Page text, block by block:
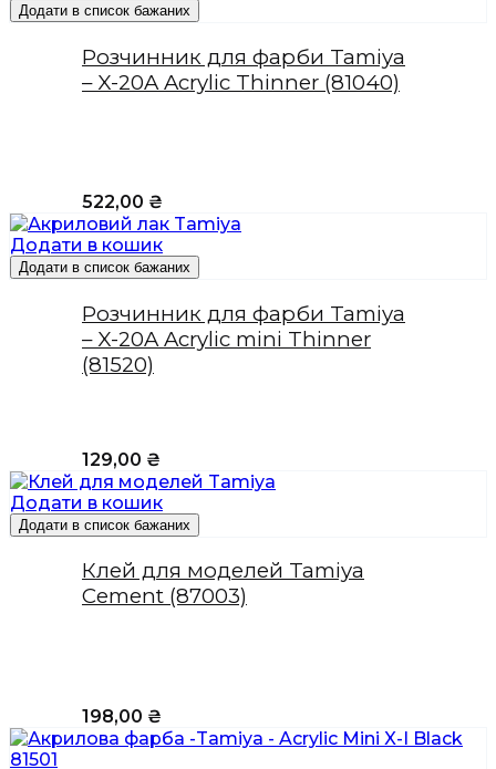
Додати в список бажаних
Розчинник для фарби Tamiya
– X-20A Acrylic Thinner (81040)
522,00 ₴
Додати в кошик
Додати в список бажаних
Розчинник для фарби Tamiya
– X-20A Acrylic mini Thinner
(81520)
129,00 ₴
Додати в кошик
Додати в список бажаних
Клей для моделей Tamiya
Cement (87003)
198,00 ₴